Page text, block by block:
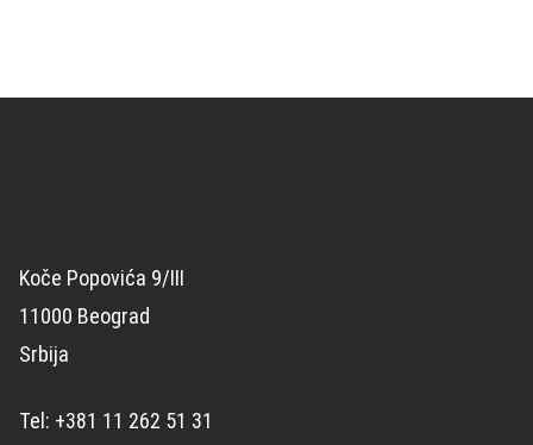
Koče Popovića 9/III
11000 Beograd
Srbija
Tel: +381 11 262 51 31